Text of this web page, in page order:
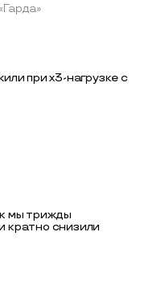
при x3-нагрузке с
мы трижды
кратно снизили